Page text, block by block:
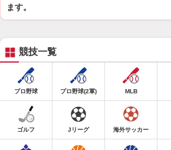
ます。
競技一覧
プロ野球 プロ野球(2軍) MLB
ゴルフ Jリーグ 海外サッカー